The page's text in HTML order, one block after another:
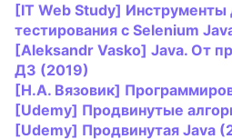
[IT Web Study] Инструменты
тестирования с Selenium
[Aleksandr Vasko] Java. От
ДЗ (2019)
[Н.А. Вязовик]
[Udemy] Продвинутые
[Udemy] Продвинутая Java